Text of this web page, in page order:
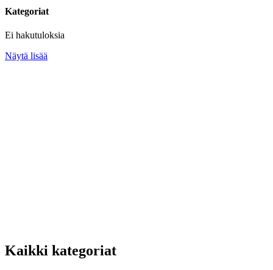
Kategoriat
Ei hakutuloksia
Näytä lisää
Kaikki kategoriat